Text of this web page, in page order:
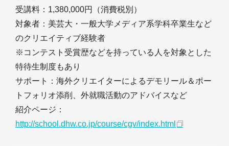
受講料：1,380,000円（消費税別）
対象者：美芸大・一般大学メディア系学科卒業生など
のクリエイティブ経験者
※コンテスト受賞歴などを持っている人を対象とした
特待生制度もあり
サポート：海外クリエイターによるデモリール＆ポー
トフォリオ添削、外就職活動のアドバイスなど
紹介ページ：
http://school.dhw.co.jp/course/cgv/index.html